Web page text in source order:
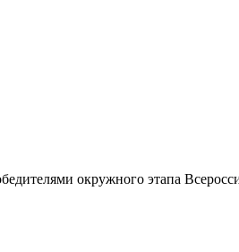
окружного этапа